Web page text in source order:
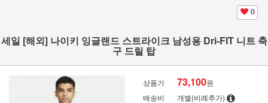
0
세일 [해외] 나이키 잉글랜드 스트라이크 남성용 Dri-FIT 니트 축
구 드릴 탑
상품가 73,100원
배송비
개별(비례추가)